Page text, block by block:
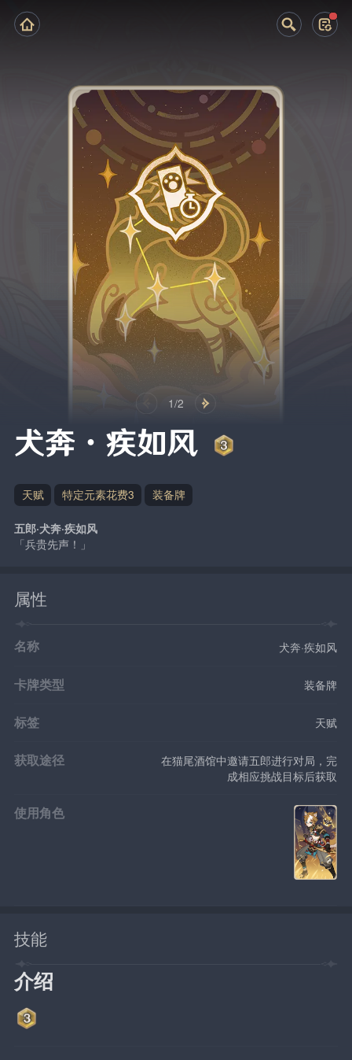
1/2
犬奔·疾如风
天赋 特定元素花费3 装备牌
五郎·犬奔·疾如风
「兵贵先声！」
属性
名称 犬奔·疾如风
卡牌类型 装备牌
标签 天赋
获取途径
在猫尾酒馆中邀请五郎进行对局，完
成相应挑战目标后获取
使用角色
技能
介绍